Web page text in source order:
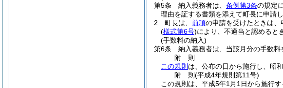
第5条
納入義務者は、 条例第3条の規定
理由を証する書類を添えて町長に申請
2
町長は、 前項の申請を受けたときは
(様式第6号)により、不適当と認めると
(手数料の納入)
第6条
納入義務者は、当該月分の手数料
附 則
この規則 は、公布の日から施行し、昭
附 則(平成4年規則第11号)
この規則は、平成5年1月1日から施行す